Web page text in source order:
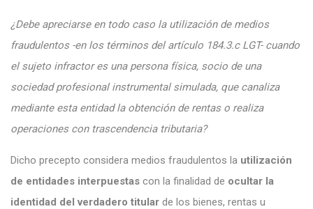
¿Debe apreciarse en todo caso la utilización de medios
fraudulentos -en los términos del artículo 184.3.c LGT- cuando
el sujeto infractor es una persona física, socio de una
sociedad profesional instrumental simulada, que canaliza
mediante esta entidad la obtención de rentas o realiza
operaciones con trascendencia tributaria?
Dicho precepto considera medios fraudulentos la utilización
de entidades interpuestas con la finalidad de ocultar la
identidad del verdadero titular de los bienes, rentas u